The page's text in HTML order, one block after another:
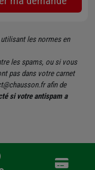
les normes en
les spams, ou si vous
pas dans votre carnet
afin de
si votre antispam a